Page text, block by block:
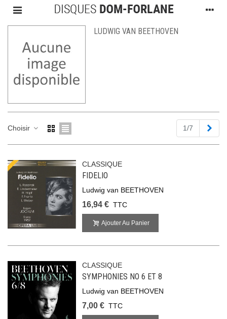
LUDWIG VAN BEETHOVEN
Choisir 1/7
CLASSIQUE
FIDELIO
Ludwig van BEETHOVEN
16,94 € TTC
Ajouter Au Panier
CLASSIQUE
SYMPHONIES NO 6 ET 8
Ludwig van BEETHOVEN
7,00 € TTC